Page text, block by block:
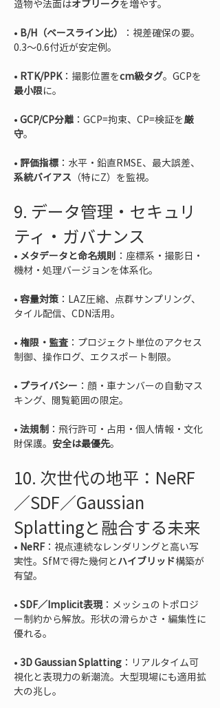
造物や法面はオブリーク
• B/H（ベースライン比）
：視差確保の要。
• RTK/PPK：撮影位置をcm級タグ。GCPを
最小限
• GCP/CP分離 ：GCP=拘束、CP=検証を厳
守
• 評価指標 ：水平・鉛直RMSE、最大誤差、
系統バイアス （特にZ）を監視。
9. データ管理・セキュリ
ティ・ガバナンス
• メタデータと命名規則 ：座標系・撮影日・
• 容量対策 ：LAZ圧縮、点群サンプリング、
• 権限・監査 ：プロジェクト単位のアクセス
• プライバシー ：顔・車ナンバーの自動マス
• 法規制 ：飛行許可・占用・個人情報・文化
財保護。 安全は最優先。
10. 次世代の地平：NeRF
／SDF／Gaussian
Splattingと融合する未来
• NeRF：視点連続なレンダリングと高い写
実性。SfMで得た幾何とハイブリッド構築が
• SDF／Implicit表現：メッシュのトポロジ
ー制約から解放。形状の滑らかさ・編集性に
• 3D Gaussian Splatting ：リアルタイム可
視化と表現力の新潮流。大型現場にも適用拡